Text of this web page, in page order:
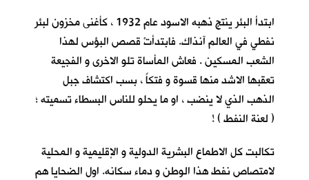
ابتدأ البئر ينتج ذهبه الاسود عام 1932 ، كأغنى مخزون لبئر
نفطي في العالم آنذاك. فابتدأتْ قصص البؤس لهذا
الشعب المسكين . فعاش المأساة تلو الاخرى و الفجيعة
تعقبها الاشد منها قسوة و فتكاً ، بسب اكتشاف جبل
الذهب الذي لا ينضب ، او ما يحلو للناس البسطاء تسميته ؛
( لعنة النفط ) !
تكالبت كل الاطماع البشرية الدولية و الإقليمية و المحلية
لامتصاص نفط هذا الوطن و دماء سكانه. اول الضحايا هم